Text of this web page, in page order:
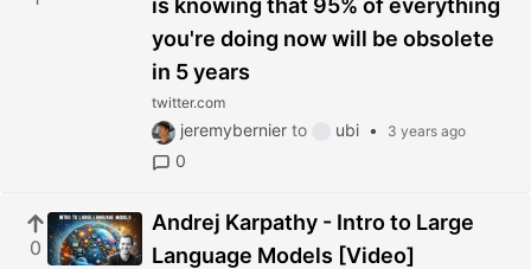
is knowing that 95% of everything
you're doing now will be obsolete
in 5 years
twitter.com
jeremybernier to ubi • 3 years ago
0
0
Andrej Karpathy - Intro to Large
Language Models [Video]